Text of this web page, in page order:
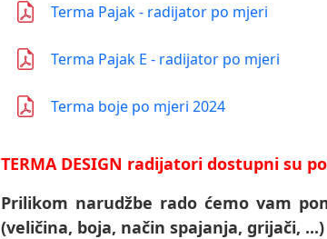
Terma Pajak - radijator po mjeri
Terma Pajak E - radijator po mjeri
Terma boje po mjeri 2024
TERMA DESIGN radijatori dostupni su
Prilikom narudžbe rado ćemo vam
(veličina, boja, način spajanja, grijači, ...)